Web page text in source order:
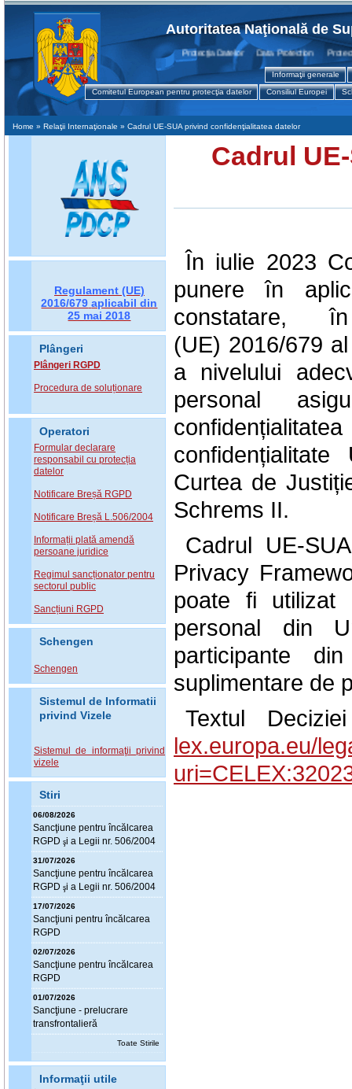
Autoritatea Naţională de
Protecţia Datelor Data Protection Protection
Informaţii generale
Comitetul European pentru protecţia datelor
Consiliul Europei
Home » Relaţii Internaţionale » Cadrul UE-SUA privind confidenţialitatea datelor
Regulament (UE)
2016/679 aplicabil din
25 mai 2018
Plângeri
Plângeri RGPD
Procedura de soluționare
Operatori
Formular declarare
responsabil cu protecția
datelor
Notificare Breșă RGPD
Notificare Breșă L.506/2004
Informații plată amendă
persoane juridice
Regimul sancționator pentru
sectorul public
Sancțiuni RGPD
Schengen
Schengen
Sistemul de Informatii
privind Vizele
Sistemul de informaţii privind
vizele
Stiri
06/08/2026
Sancţiune pentru încălcarea
RGPD şi a Legii nr. 506/2004
31/07/2026
Sancţiune pentru încălcarea
RGPD şi a Legii nr. 506/2004
17/07/2026
Sancţiuni pentru încălcarea
RGPD
02/07/2026
Sancţiune pentru încălcarea
RGPD
01/07/2026
Sancţiune - prelucrare
transfrontalieră
Toate Stirile
Informaţii utile
Cadrul
În iulie 2023
punere în
constatare,
(UE) 2016/679
a nivelului
personal
Curtea de
Schrems II.
Cadrul UE-
Privacy
poate fi utilizat
personal din
participante
suplimentare de
Textul
lex.europa.eu/